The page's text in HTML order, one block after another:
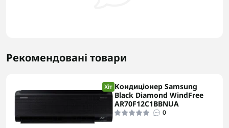
Рекомендовані товари
Хіт Кондиціонер Samsung
Black Diamond WindFree
AR70F12C1BBNUA
0